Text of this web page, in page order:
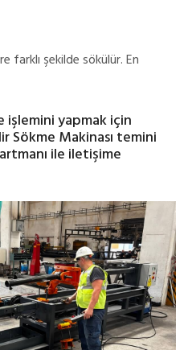
farklı şekilde sökülür. En
işlemini yapmak için
Sökme Makinası temini
ile iletişime